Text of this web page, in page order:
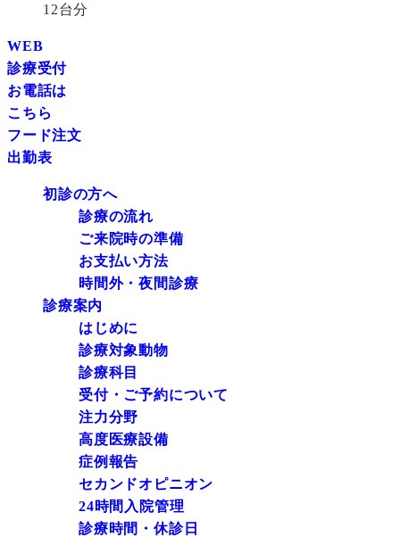
12台分
WEB
診療受付
お電話は
こちら
フード注文
出勤表
初診の方へ
診療の流れ
ご来院時の準備
お支払い方法
時間外・夜間診療
診療案内
はじめに
診療対象動物
診療科目
受付・ご予約について
注力分野
高度医療設備
症例報告
セカンドオピニオン
24時間入院管理
診療時間・休診日